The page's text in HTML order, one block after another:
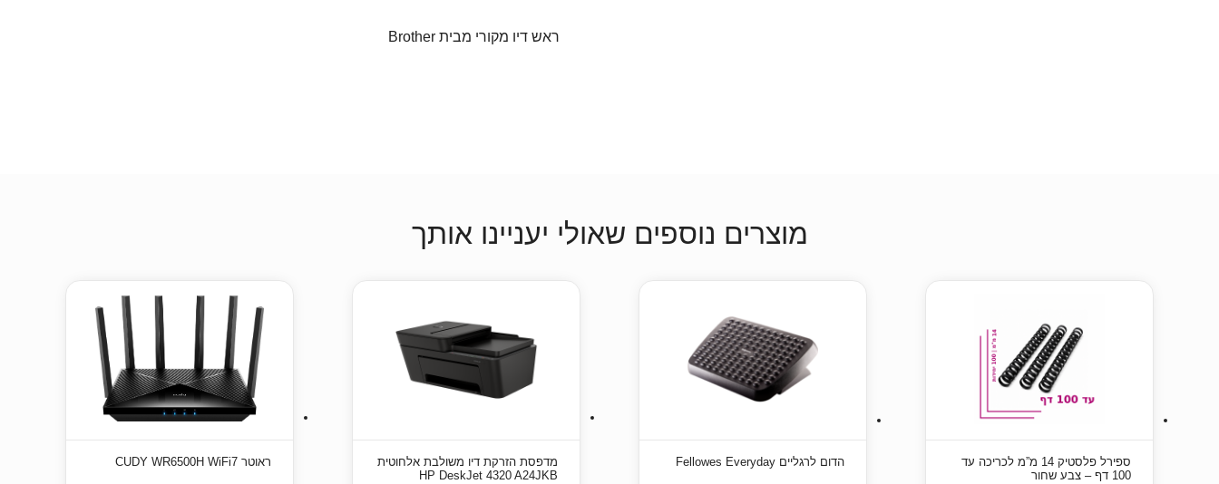
ראש דיו מקורי מבית Brother
מוצרים נוספים שאולי יעניינו אותך
ספירל פלסטיק 14 מ”מ לכריכה עד
100 דף – צבע שחור
הדום לרגליים Fellowes Everyday
מדפסת ‏הזרקת דיו משולבת אלחוטית
HP DeskJet 4320 A24JKB
‏ראוטר CUDY WR6500H WiFi7